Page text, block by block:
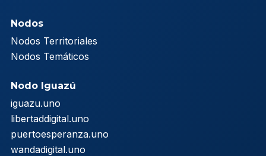
Nodos
Nodos Territoriales
Nodos Temáticos
Nodo Iguazú
iguazu.uno
libertaddigital.uno
puertoesperanza.uno
wandadigital.uno